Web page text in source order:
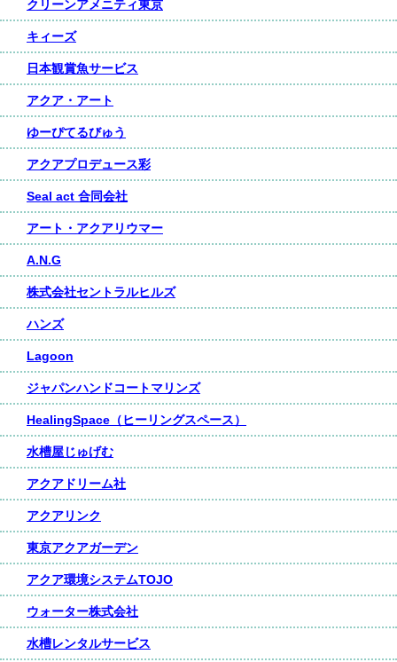
クリーンアメニティ東京
キィーズ
日本観賞魚サービス
アクア・アート
ゆーぴてるびゅう
アクアプロデュース彩
Seal act 合同会社
アート・アクアリウマー
A.N.G
株式会社セントラルヒルズ
ハンズ
Lagoon
ジャパンハンドコートマリンズ
HealingSpace（ヒーリングスペース）
水槽屋じゅげむ
アクアドリーム社
アクアリンク
東京アクアガーデン
アクア環境システムTOJO
ウォーター株式会社
水槽レンタルサービス